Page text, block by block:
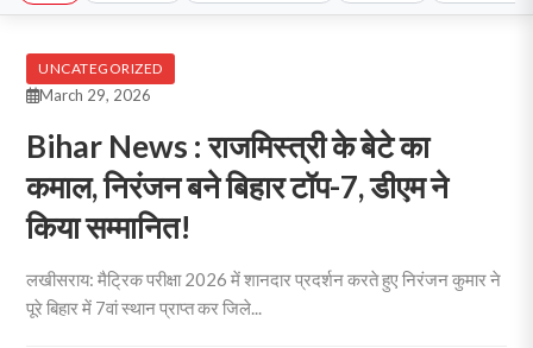
UNCATEGORIZED
March 29, 2026
Bihar News : राजमिस्त्री के बेटे का
कमाल, निरंजन बने बिहार टॉप-7, डीएम ने
किया सम्मानित!
लखीसराय: मैट्रिक परीक्षा 2026 में शानदार प्रदर्शन करते हुए निरंजन कुमार ने
पूरे बिहार में 7वां स्थान प्राप्त कर जिले...